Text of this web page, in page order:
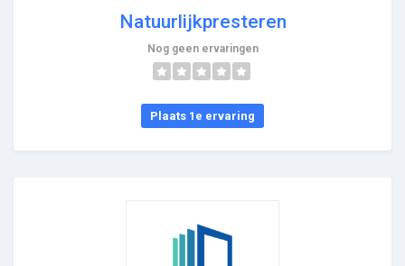
Natuurlijkpresteren
Nog geen ervaringen
Plaats 1e ervaring